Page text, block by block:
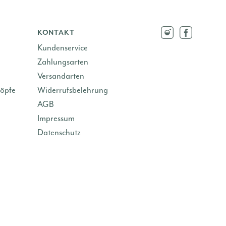
KONTAKT
Kundenservice
Zahlungsarten
Versandarten
Widerrufsbelehrung
AGB
Impressum
Datenschutz